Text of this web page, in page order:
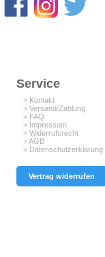
Service
> Kontakt
> Versand/Zahlung
> FAQ
> Impressum
> Widerrufsrecht
> AGB
> Datenschutzerklärung
Vertrag widerrufen